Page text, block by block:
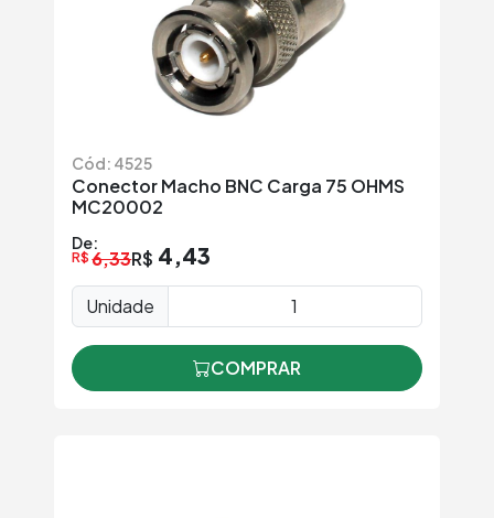
Cód: 4525
Conector Macho BNC Carga 75 OHMS
MC20002
De:
R$ 6,33R$ 4,43
Unidade
COMPRAR